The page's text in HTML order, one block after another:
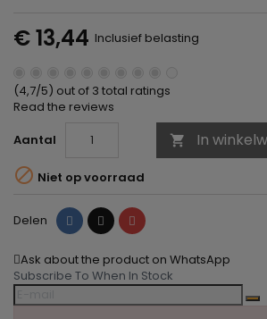
€ 13,44 Inclusief belasting
(4,7/5) out of 3 total ratings
Read the reviews
Aantal
 In
 Niet op voorraad
Delen Delen Tweet Pinterest
Ask about the product on WhatsApp
Subscribe To When In Stock